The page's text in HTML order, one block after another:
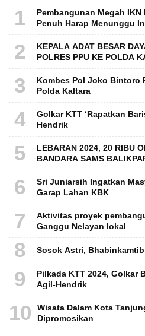
1
Pembangunan Megah
Penuh Harap Menunggu
2
KEPALA ADAT BESAR
POLRES PPU KE POLDA
3
Kombes Pol Joko Bintoro
Polda Kaltara
4
Golkar KTT ‘Rapatkan
Hendrik
5
LEBARAN 2024, 20 RIBU
BANDARA SAMS
6
Sri Juniarsih Ingatkan
Garap Lahan KBK
7
Aktivitas proyek
Ganggu Nelayan lokal
8 Sosok Astri,
9
Pilkada KTT 2024, Golkar
Agil-Hendrik
10
Wisata Dalam Kota
Dipromosikan